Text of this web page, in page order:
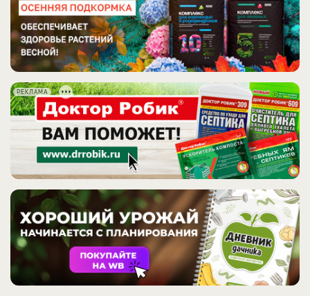
РЕКЛАМА